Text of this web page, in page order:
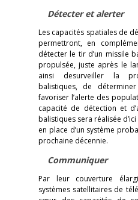
Détecter et alerter
Les capacités spatiales de
permettront, en
détecter le tir d’un missile
propulsée, juste après le
ainsi desurveiller la
balistiques, de
favoriser l’alerte des
capacité de détection et
balistiques sera réalisée
en place d’un système
prochaine décennie.
Communiquer
Par leur couverture
systèmes satellitaires de